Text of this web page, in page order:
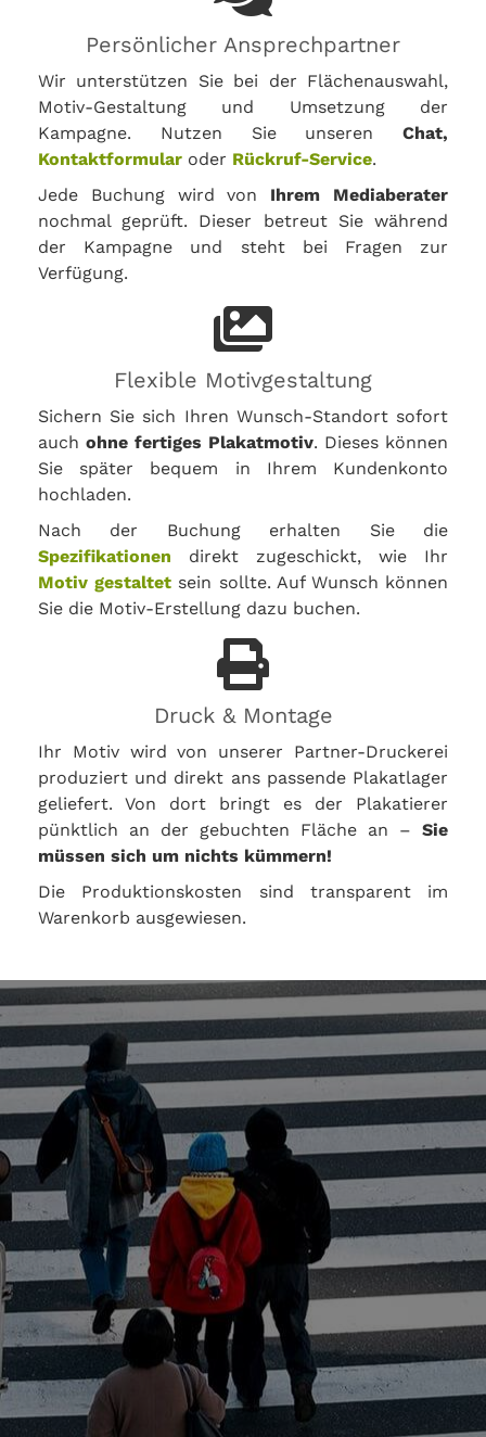
Persönlicher Ansprechpartner
Wir unterstützen Sie bei der Flächenauswahl,
Motiv-Gestaltung und Umsetzung der
Kampagne. Nutzen Sie unseren Chat,
Kontaktformular oder Rückruf-Service.
Jede Buchung wird von Ihrem Mediaberater
nochmal geprüft. Dieser betreut Sie während
der Kampagne und steht bei Fragen zur
Verfügung.
Flexible Motivgestaltung
Sichern Sie sich Ihren Wunsch-Standort sofort
auch ohne fertiges Plakatmotiv. Dieses können
Sie später bequem in Ihrem Kundenkonto
hochladen.
Nach der Buchung erhalten Sie die
Spezifikationen direkt zugeschickt, wie Ihr
Motiv gestaltet sein sollte. Auf Wunsch können
Sie die Motiv-Erstellung dazu buchen.
Druck & Montage
Ihr Motiv wird von unserer Partner-Druckerei
produziert und direkt ans passende Plakatlager
geliefert. Von dort bringt es der Plakatierer
pünktlich an der gebuchten Fläche an – Sie
müssen sich um nichts kümmern!
Die Produktionskosten sind transparent im
Warenkorb ausgewiesen.